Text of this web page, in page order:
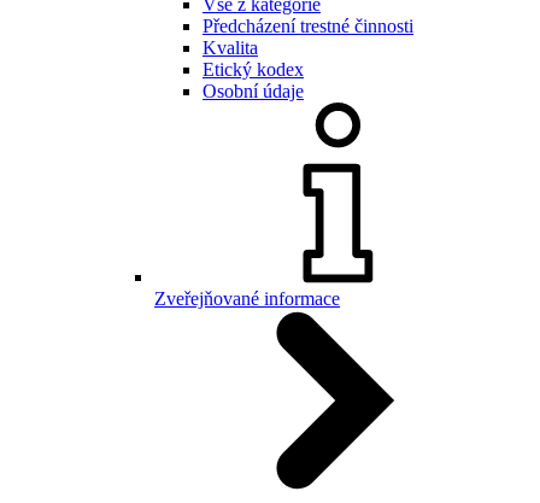
Vše z kategorie
Předcházení trestné činnosti
Kvalita
Etický kodex
Osobní údaje
Zveřejňované informace